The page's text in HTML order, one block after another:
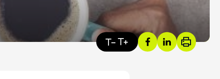
ACTUALITÉS DU SECTEUR